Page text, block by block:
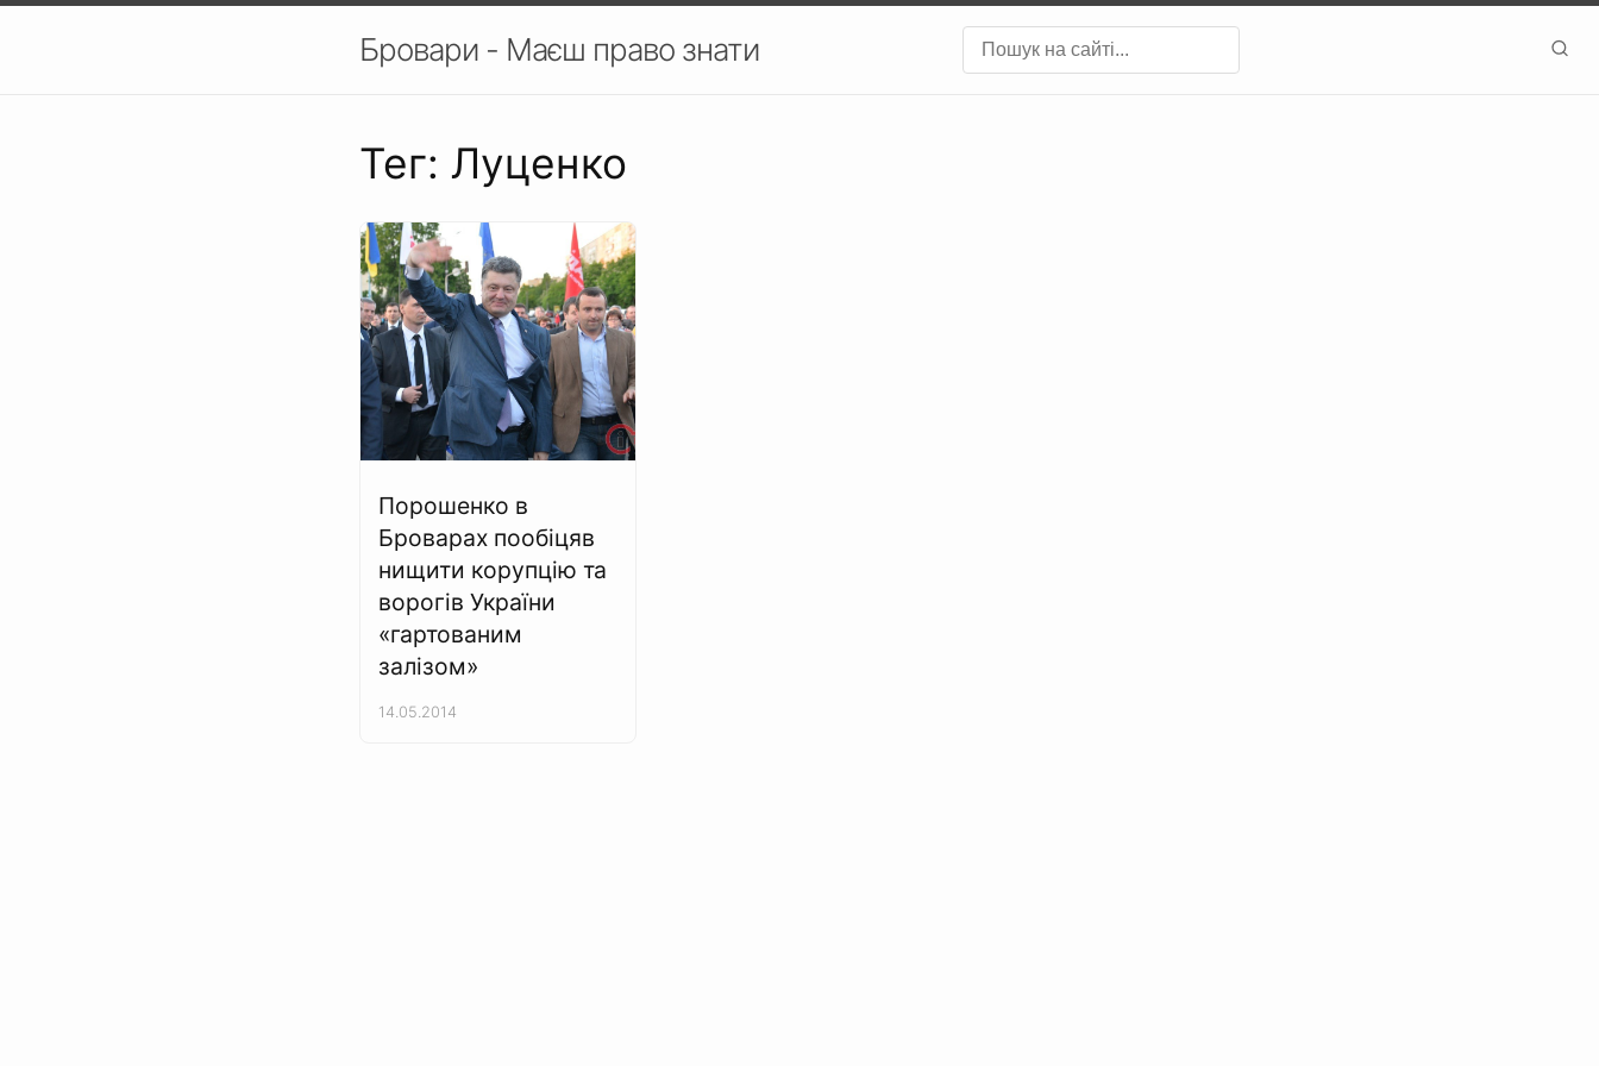
Бровари - Маєш право знати
Тег: Луценко
Порошенко в
Броварах пообіцяв
нищити корупцію та
ворогів України
«гартованим
залізом»
14.05.2014